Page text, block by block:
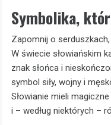
Symbolika,
Zapomnij o
W świecie słowiańskim
znak słońca i
symbol siły, wojny i
Słowianie mieli
i – według niektórych –